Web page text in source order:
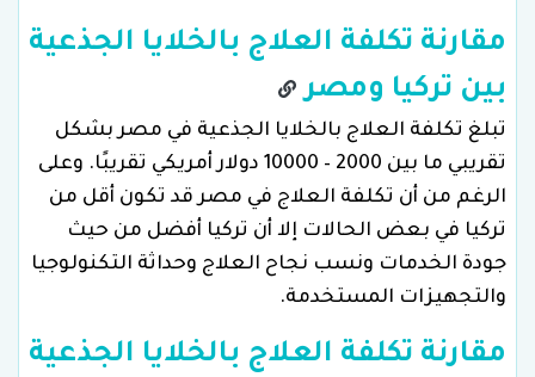
مقارنة تكلفة العلاج بالخلايا الجذعية
بين تركيا ومصر
تبلغ تكلفة العلاج بالخلايا الجذعية في مصر بشكل
تقريبي ما بين 2000 – 10000 دولار أمريكي تقريبًا. وعلى
الرغم من أن تكلفة العلاج في مصر قد تكون أقل من
تركيا في بعض الحالات إلا أن تركيا أفضل من حيث
جودة الخدمات ونسب نجاح العلاج وحداثة التكنولوجيا
والتجهيزات المستخدمة.
مقارنة تكلفة العلاج بالخلايا الجذعية